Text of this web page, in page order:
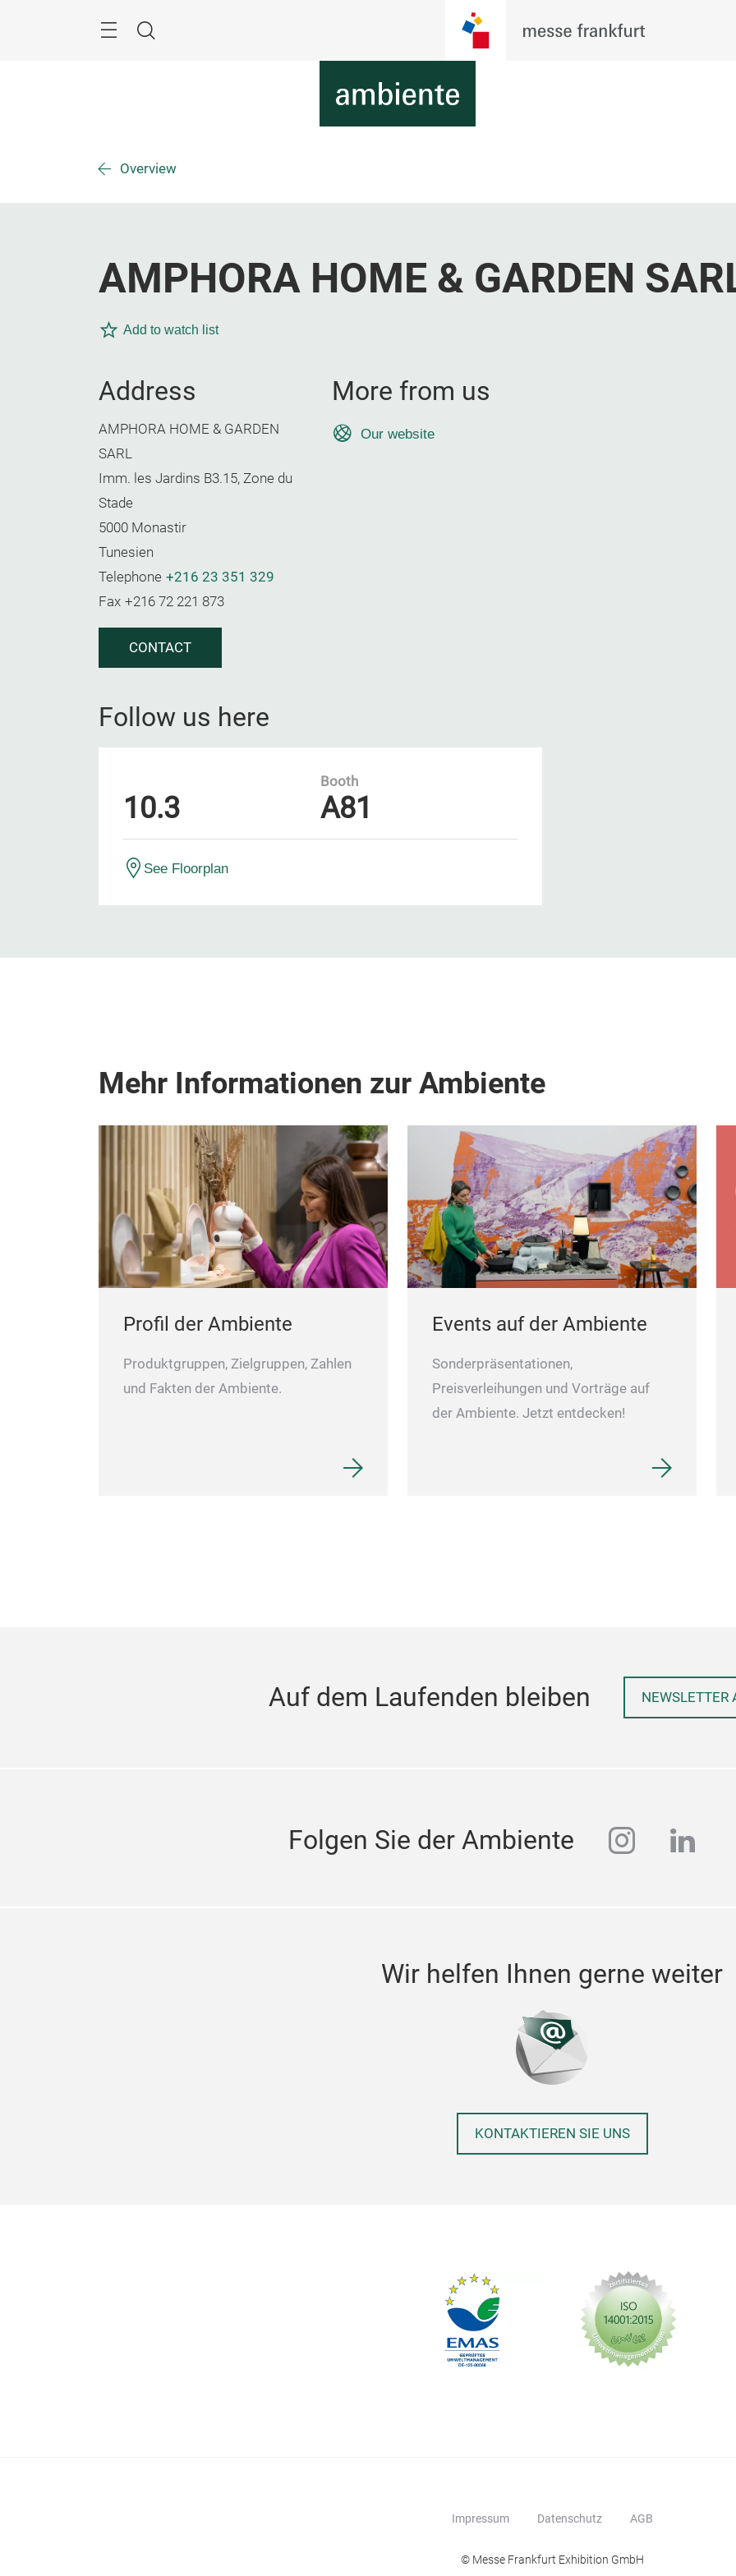
Suche
Overview
AMPHORA HOME & GARDEN
Add to watch list
Address
AMPHORA HOME & GARDEN
SARL
Imm. les Jardins B3.15, Zone du
Stade
5000 Monastir
Tunesien
Telephone +216 23 351 329
Fax +216 72 221 873
CONTACT
More from us
Our website
Follow us here
10.3
Booth
A81
See Floorplan
Mehr Informationen zur Ambiente
Profil der Ambiente
Produktgruppen, Zielgruppen, Zahlen
und Fakten der Ambiente.
Events auf der Ambiente
Sonderpräsentationen,
Preisverleihungen und Vorträge auf
der Ambiente. Jetzt entdecken!
Auf dem Laufenden bleiben NEWSLETTER
Folgen Sie der Ambiente
Wir helfen Ihnen gerne weiter
KONTAKTIEREN SIE UNS
Impressum Datenschutz AGB
© Messe Frankfurt Exhibition GmbH